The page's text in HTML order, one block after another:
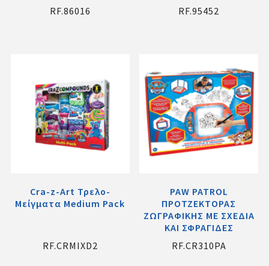
RF.86016
RF.95452
Cra-z-Art Τρελο-
Μείγματα Medium Pack
RF.CRMIXD2
PAW PATROL
ΠΡΟΤΖΕΚΤΟΡΑΣ
ΖΩΓΡΑΦΙΚΗΣ ΜΕ ΣΧΕΔΙΑ
ΚΑΙ ΣΦΡΑΓΙΔΕΣ
RF.CR310PA